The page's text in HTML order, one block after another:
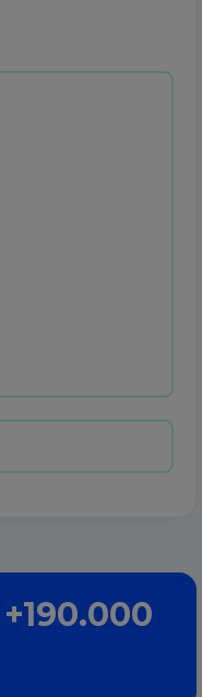
+190.000